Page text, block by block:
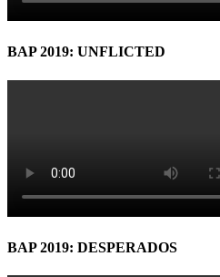
BAP 2019: UNFLICTED
BAP 2019: DESPERADOS